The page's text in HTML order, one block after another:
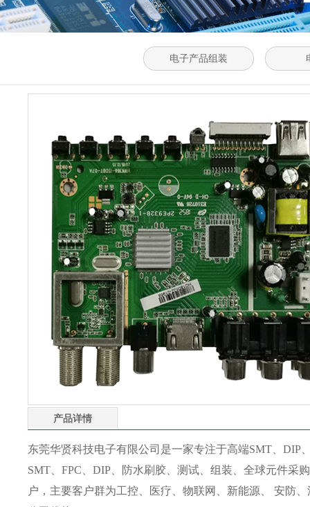
电子产品组装
产品详情
东莞华贤科技电子有限公司是一家专注于高端SMT、DIP
SMT、FPC、DIP、防水刷胶、测试、组装、全球元件采
户，主要客户群为工控、医疗、物联网、新能源、 安防、